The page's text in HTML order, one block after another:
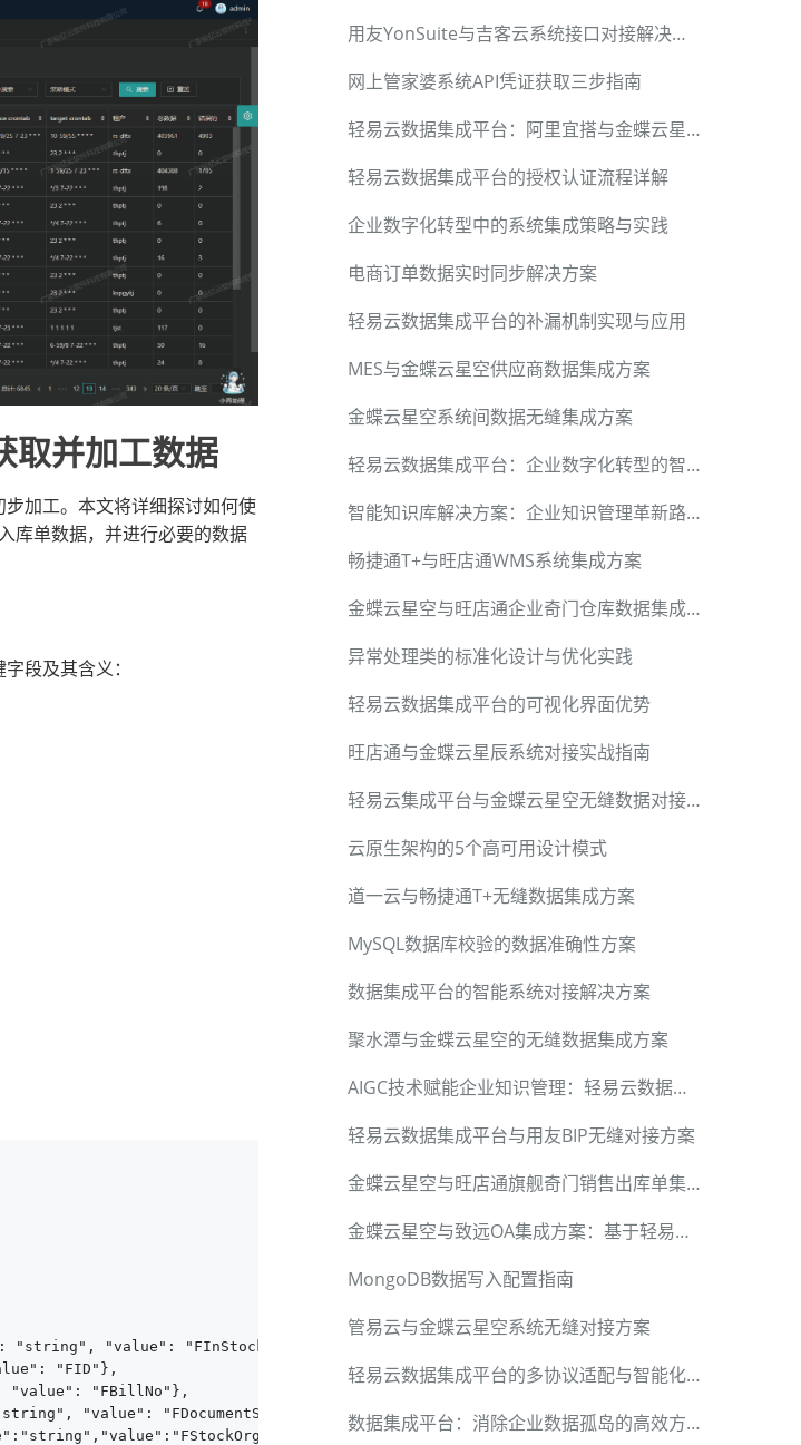
并加工数据
加工。本文将详细探讨如何使
库单数据，并进行必要的数据
段及其含义：
"value": "FInStockEntry_FEntryId"},
"FID"},
"value": "FBillNo"},
"value": "FDocumentStatus"},
用友YonSuite与吉客云系统接口对接解决方案
网上管家婆系统API凭证获取三步指南
轻易云数据集成平台：阿里宜搭与金蝶云星空资金调拨单集成方案
轻易云数据集成平台的授权认证流程详解
企业数字化转型中的系统集成策略与实践
电商订单数据实时同步解决方案
轻易云数据集成平台的补漏机制实现与应用
MES与金蝶云星空供应商数据集成方案
金蝶云星空系统间数据无缝集成方案
轻易云数据集成平台：企业数字化转型的智能引擎
智能知识库解决方案：企业知识管理革新路径
畅捷通T+与旺店通WMS系统集成方案
金蝶云星空与旺店通企业奇门仓库数据集成方案
异常处理类的标准化设计与优化实践
轻易云数据集成平台的可视化界面优势
旺店通与金蝶云星辰系统对接实战指南
轻易云集成平台与金蝶云星空无缝数据对接方案
云原生架构的5个高可用设计模式
道一云与畅捷通T+无缝数据集成方案
MySQL数据库校验的数据准确性方案
数据集成平台的智能系统对接解决方案
聚水潭与金蝶云星空的无缝数据集成方案
AIGC技术赋能企业知识管理：轻易云数据集成平台的智能化实践
轻易云数据集成平台与用友BIP无缝对接方案
金蝶云星空与旺店通旗舰奇门销售出库单集成方案
金蝶云星空与致远OA集成方案：基于轻易云的高效协同实践
MongoDB数据写入配置指南
管易云与金蝶云星空系统无缝对接方案
轻易云数据集成平台的多协议适配与智能化数据管道
数据集成平台：消除企业数据孤岛的高效方案